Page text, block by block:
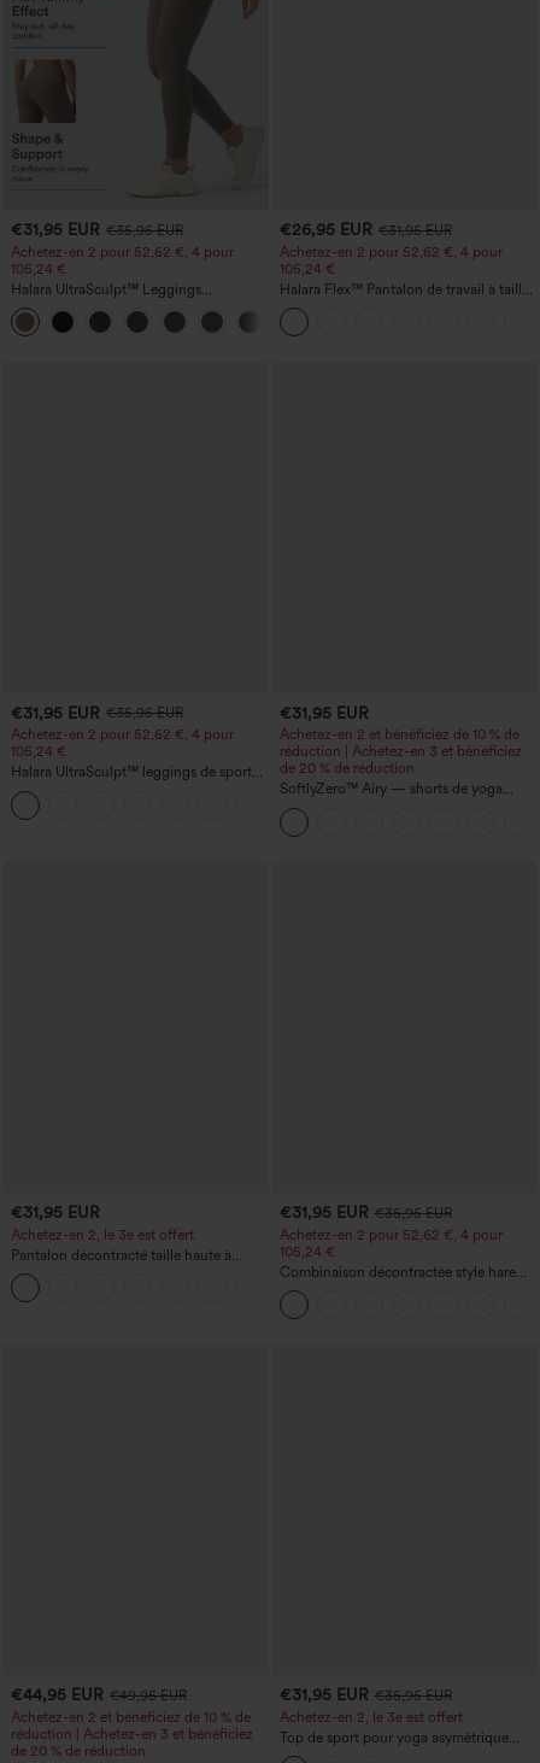
€31,95 EUR €35,95 EUR
Achetez-en 2 pour 52,62 €, 4 pour
105,24 €
Halara UltraSculpt™ Leggings
d'entraînement sculptants taille haute,
effet ventre plat, avec poche
€26,95 EUR €31,95 EUR
Achetez-en 2 pour 52,62 €, 4 pour
105,24 €
Halara Flex™ Pantalon de travail à taille
haute, jambe large, avec poches, en
maille gaufrée
€31,95 EUR €35,95 EUR
Achetez-en 2 pour 52,62 €, 4 pour
105,24 €
Halara UltraSculpt™ leggings de sport
taille haute sculptants — rehaussement
fessier, maintien du ventre, avec poche
€31,95 EUR
Achetez-en 2 et bénéficiez de 10 % de
réduction | Achetez-en 3 et bénéficiez
de 20 % de réduction
SoftlyZero™ Airy — shorts de yoga
super taille haute 2-en-1 InstantCool
avec poches
€31,95 EUR
Achetez-en 2, le 3e est offert
Pantalon décontracté taille haute à
cordon, coupe large en mélange de lin,
avec poches
€31,95 EUR €35,95 EUR
Achetez-en 2 pour 52,62 €, 4 pour
105,24 €
Combinaison décontractée style harem,
encolure en U et poche - Édition Easy
Peezy
€44,95 EUR €49,95 EUR
Achetez-en 2 et bénéficiez de 10 % de
réduction | Achetez-en 3 et bénéficiez
de 20 % de réduction
€31,95 EUR €35,95 EUR
Achetez-en 2, le 3e est offert
Top de sport pour yoga asymétrique
(une épaule) à manches longues avec